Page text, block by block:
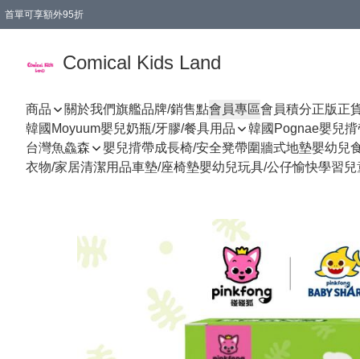
首單可享額外95折
Comical Kids Land
商品 關於我們旗艦品牌/銷售點會員專區會員積分正版正
韓國Moyuum嬰兒奶瓶/牙膠/餐具用品
韓國Pognae嬰兒揹
台灣魚鱻森
嬰兒揹帶成長椅/安全凳帶圍牆式地墊嬰幼兒
衣物/家居清潔用品車墊/座椅墊嬰幼兒玩具/公仔愉快學習